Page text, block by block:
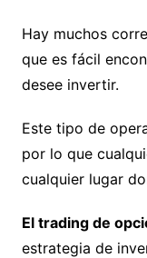
Hay muchos
que es fácil
desee invertir.
Este tipo de
por lo que
cualquier lugar
El trading de
estrategia de